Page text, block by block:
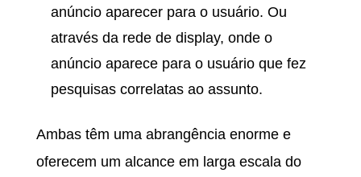
anúncio aparecer para o usuário. Ou
através da rede de display, onde o
anúncio aparece para o usuário que fez
pesquisas correlatas ao assunto.
Ambas têm uma abrangência enorme e
oferecem um alcance em larga escala do